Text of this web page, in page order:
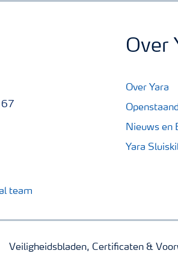
67
team
Over
Over Yara
Nieuws en
Yara
Veiligheidsbladen, Certificaten &